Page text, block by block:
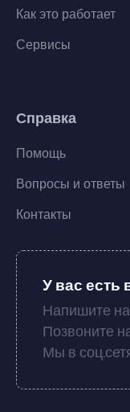
Как это работает
Сервисы
Справка
Помощь
Вопросы и ответы
Контакты
У вас есть
Напишите
Позвоните
Мы в